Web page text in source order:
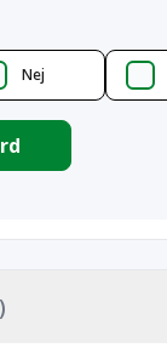
Nej